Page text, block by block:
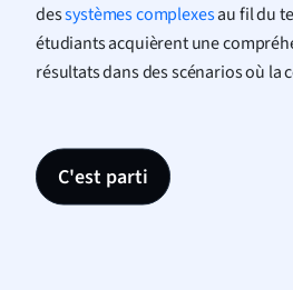
dessystèmes complexesau fil du
étudiants acquièrent une
résultats dans des scénarios où la
C'est parti